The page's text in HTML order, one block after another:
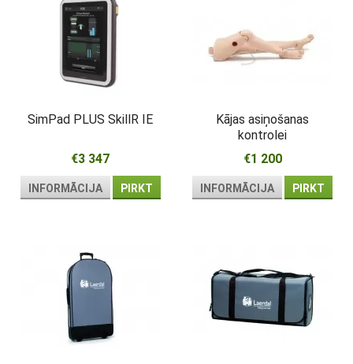
SimPad PLUS SkillR IE
€3 347
INFORMĀCIJA PIRKT
Kājas asiņošanas
kontrolei
€1 200
INFORMĀCIJA PIRKT